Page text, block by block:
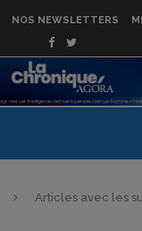
NOS NEWSLETTERS
Articles avec les